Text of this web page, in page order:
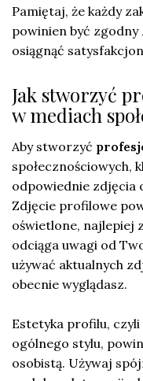
Pamiętaj, że każdy
powinien być zgodny
osiągnąć
Jak stworzyć
w mediach
Aby stworzyć
społecznościowych,
odpowiednie zdjęcia
Zdjęcie profilowe
oświetlone, najlepiej
odciąga uwagi od
używać aktualnych
obecnie wyglądasz.
Estetyka profilu,
ogólnego stylu,
osobistą. Używaj